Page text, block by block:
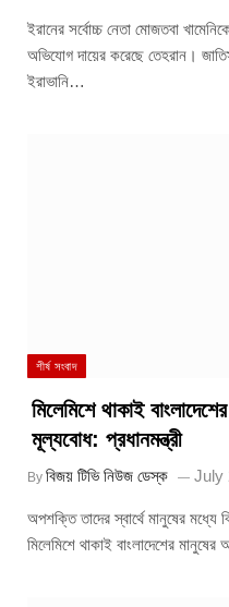
ইরানের সর্বোচ্চ নেতা মোজতবা
অভিযোগ দায়ের করেছে তেহরান।
ইরাভানি…
শীর্ষ সংবাদ
মিলেমিশে থাকাই
মূল্যবোধ: প্রধানমন্ত্রী
By বিজয় টিভি নিউজ ডেস্ক July
অপশক্তি তাদের স্বার্থে মানুষের মধ্যে
মিলেমিশে থাকাই বাংলাদেশের